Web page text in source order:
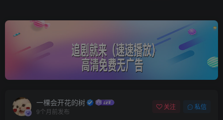
一棵会开花的树
9个月前发布
关注 私信